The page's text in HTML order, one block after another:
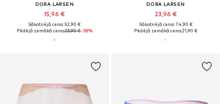
DORA LARSEN
15,96 €
Sākotnējā cena: 52,90 €
Pēdējā zemākā cena:25,90 €-38%
DORA LARSEN
23,96 €
Sākotnējā cena: 74,90 €
Pēdējā zemākā cena:21,90 €